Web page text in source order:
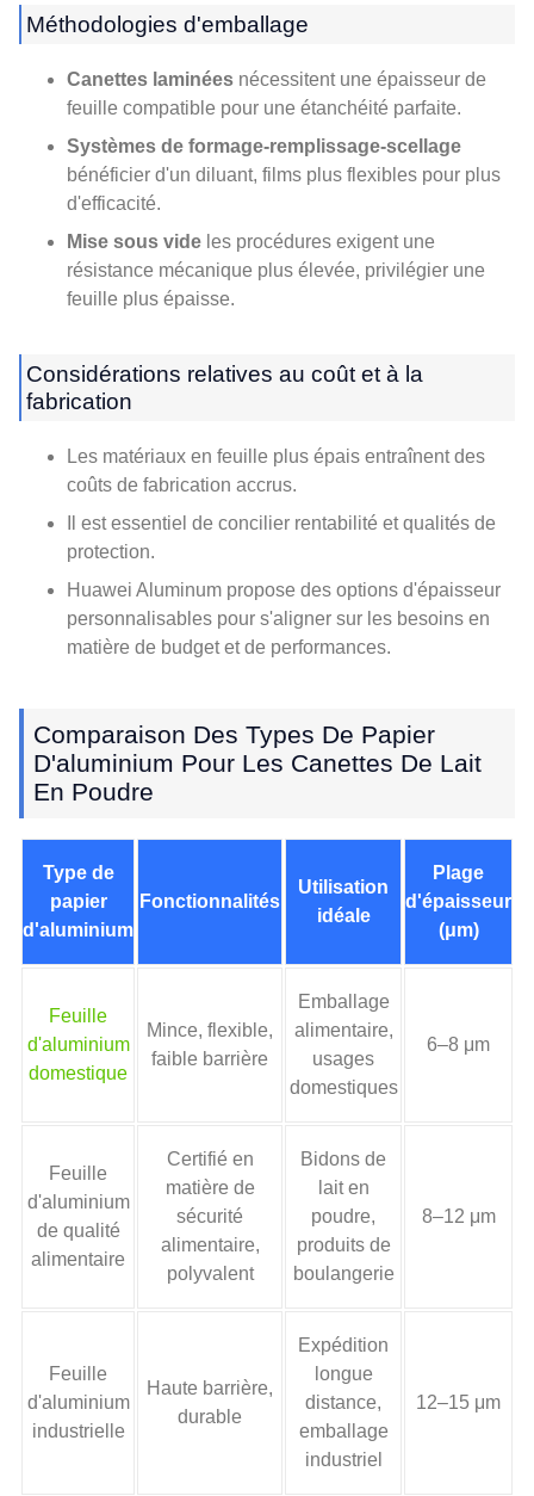
Méthodologies d'emballage
Canettes laminées nécessitent une épaisseur de
feuille compatible pour une étanchéité parfaite.
Systèmes de formage-remplissage-scellage
bénéficier d'un diluant, films plus flexibles pour plus
d'efficacité.
Mise sous vide les procédures exigent une
résistance mécanique plus élevée, privilégier une
feuille plus épaisse.
Considérations relatives au coût et à la
fabrication
Les matériaux en feuille plus épais entraînent des
coûts de fabrication accrus.
Il est essentiel de concilier rentabilité et qualités de
protection.
Huawei Aluminum propose des options d'épaisseur
personnalisables pour s'aligner sur les besoins en
matière de budget et de performances.
Comparaison Des Types De Papier
D'aluminium Pour Les Canettes De Lait
En Poudre
Type de
papier
d'aluminium
Fonctionnalités
Utilisation
idéale
Plage
d'épaisseur
(μm)
Feuille
d'aluminium
domestique
Mince, flexible,
faible barrière
Emballage
alimentaire,
usages
domestiques
6–8 μm
Feuille
d'aluminium
de qualité
alimentaire
Certifié en
matière de
sécurité
alimentaire,
polyvalent
Bidons de
lait en
poudre,
produits de
boulangerie
8–12 μm
Feuille
d'aluminium
industrielle
Haute barrière,
durable
Expédition
longue
distance,
emballage
industriel
12–15 μm